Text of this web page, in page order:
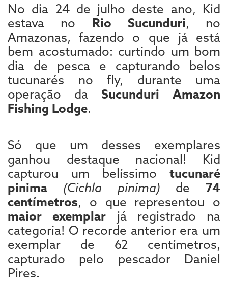
No dia 24 de julho deste ano, Kid
estava no Rio Sucunduri, no
Amazonas, fazendo o que já está
bem acostumado: curtindo um bom
dia de pesca e capturando belos
tucunarés no fly, durante uma
operação da Sucunduri Amazon
Fishing Lodge.
Só que um desses exemplares
ganhou destaque nacional! Kid
capturou um belíssimo tucunaré
pinima
(Cichla pinima) de 74
centímetros, o que representou o
maior exemplar já registrado na
categoria! O recorde anterior era um
exemplar de 62 centímetros,
capturado pelo pescador Daniel
Pires.